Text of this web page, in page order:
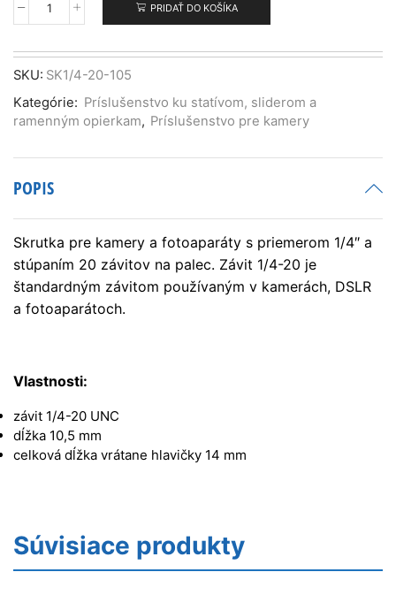
množstvo
skrutka
1/4"-20,
10,5mm
PRIDAŤ DO KOŠÍKA
SKU: SK1/4-20-105
Kategórie: Príslušenstvo ku statívom, sliderom a
ramenným opierkam, Príslušenstvo pre kamery
POPIS
Skrutka pre kamery a fotoaparáty s priemerom 1/4″ a
stúpaním 20 závitov na palec. Závit 1/4-20 je
štandardným závitom používaným v kamerách, DSLR
a fotoaparátoch.
Vlastnosti:
závit 1/4-20 UNC
dĺžka 10,5 mm
celková dĺžka vrátane hlavičky 14 mm
Súvisiace produkty